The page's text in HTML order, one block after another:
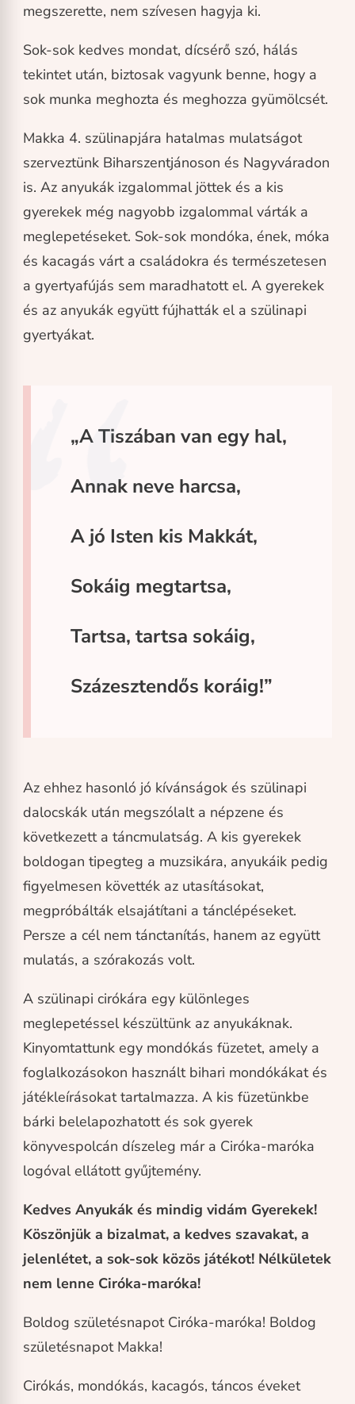
megszerette, nem szívesen hagyja ki.
Sok-sok kedves mondat, dícsérő szó, hálás
tekintet után, biztosak vagyunk benne, hogy a
sok munka meghozta és meghozza gyümölcsét.
Makka 4. szülinapjára hatalmas mulatságot
szerveztünk Biharszentjánoson és Nagyváradon
is. Az anyukák izgalommal jöttek és a kis
gyerekek még nagyobb izgalommal várták a
meglepetéseket. Sok-sok mondóka, ének, móka
és kacagás várt a családokra és természetesen
a gyertyafújás sem maradhatott el. A gyerekek
és az anyukák együtt fújhatták el a szülinapi
gyertyákat.
„A Tiszában van egy hal,
Annak neve harcsa,
A jó Isten kis Makkát,
Sokáig megtartsa,
Tartsa, tartsa sokáig,
Százesztendős koráig!”
Az ehhez hasonló jó kívánságok és szülinapi
dalocskák után megszólalt a népzene és
következett a táncmulatság. A kis gyerekek
boldogan tipegteg a muzsikára, anyukáik pedig
figyelmesen követték az utasításokat,
megpróbálták elsajátítani a tánclépéseket.
Persze a cél nem tánctanítás, hanem az együtt
mulatás, a szórakozás volt.
A szülinapi cirókára egy különleges
meglepetéssel készültünk az anyukáknak.
Kinyomtattunk egy mondókás füzetet, amely a
foglalkozásokon használt bihari mondókákat és
játékleírásokat tartalmazza. A kis füzetünkbe
bárki belelapozhatott és sok gyerek
könyvespolcán díszeleg már a Ciróka-maróka
logóval ellátott gyűjtemény.
Kedves Anyukák és mindig vidám Gyerekek!
Köszönjük a bizalmat, a kedves szavakat, a
jelenlétet, a sok-sok közös játékot! Nélkületek
nem lenne Ciróka-maróka!
Boldog születésnapot Ciróka-maróka! Boldog
születésnapot Makka!
Cirókás, mondókás, kacagós, táncos éveket